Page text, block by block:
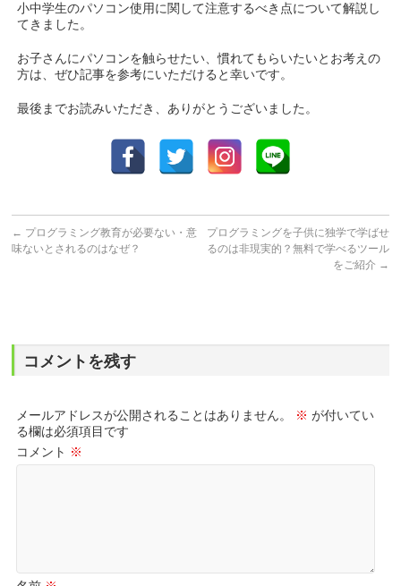
小中学生のパソコン使用に関して注意するべき点について解説し
てきました。
お子さんにパソコンを触らせたい、慣れてもらいたいとお考えの
方は、ぜひ記事を参考にいただけると幸いです。
最後までお読みいただき、ありがとうございました。
← プログラミング教育が必要ない・意
味ないとされるのはなぜ？
プログラミングを子供に独学で学ばせ
るのは非現実的？無料で学べるツール
をご紹介 →
コメントを残す
メールアドレスが公開されることはありません。 ※ が付いてい
る欄は必須項目です
コメント ※